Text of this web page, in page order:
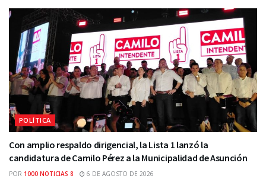
POLÍTICA
Con amplio respaldo dirigencial, la Lista 1 lanzó la
candidatura de Camilo Pérez a la Municipalidad de Asunción
POR 1000 NOTICIAS 8 6 DE AGOSTO DE 2026